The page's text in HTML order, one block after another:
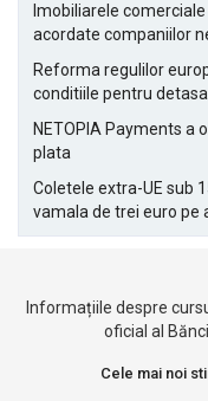
Imobiliarele
acordate companiilor
Reforma regulilor
conditiile pentru
NETOPIA Payments a
plata
Coletele extra-UE sub
vamala de trei euro pe
Informațiile despre
oficial al
Cele mai noi